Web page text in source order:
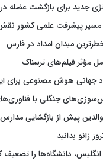
جدید برای بازگشت عضله
مسیر پیشرفت علمی کشور
میدان امداد در فارس
مؤثر فیلم‌های ترسناک
جنگلی با
زانو بدانید
دانشگاه‌ها را تضعیف